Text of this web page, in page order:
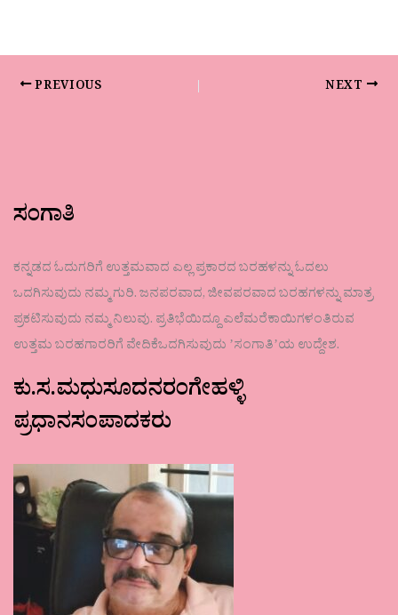
PREVIOUS NEXT
ಸಂಗಾತಿ
ಕನ್ನಡದ ಓದುಗರಿಗೆ ಉತ್ತಮವಾದ ಎಲ್ಲ ಪ್ರಕಾರದ ಬರಹಳನ್ನು ಓದಲು
ಒದಗಿಸುವುದು ನಮ್ಮ ಗುರಿ. ಜನಪರವಾದ, ಜೀವಪರವಾದ ಬರಹಗಳನ್ನು ಮಾತ್ರ
ಪ್ರಕಟಿಸುವುದು ನಮ್ಮ ನಿಲುವು. ಪ್ರತಿಭೆಯಿದ್ದೂ ಎಲೆಮರೆಕಾಯಿಗಳಂತಿರುವ
ಉತ್ತಮ ಬರಹಗಾರರಿಗೆ ವೇದಿಕೆಒದಗಿಸುವುದು ʼಸಂಗಾತಿʼಯ ಉದ್ದೇಶ.
ಕು.ಸ.ಮಧುಸೂದನರಂಗೇಹಳ್ಳಿ
ಪ್ರಧಾನಸಂಪಾದಕರು